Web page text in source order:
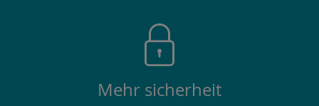
Mehr sicherheit